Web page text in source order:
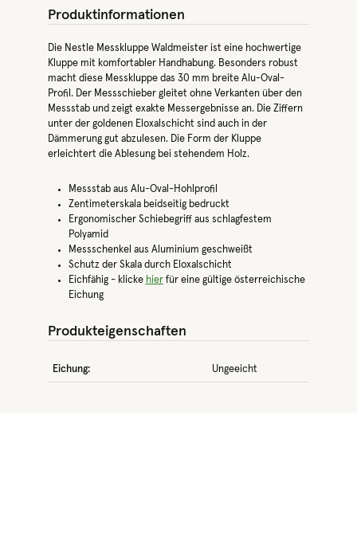
Produktinformationen
Die Nestle Messkluppe Waldmeister ist eine hochwertige
Kluppe mit komfortabler Handhabung. Besonders robust
macht diese Messkluppe das 30 mm breite Alu-Oval-
Profil. Der Messschieber gleitet ohne Verkanten über den
Messstab und zeigt exakte Messergebnisse an. Die Ziffern
unter der goldenen Eloxalschicht sind auch in der
Dämmerung gut abzulesen. Die Form der Kluppe
erleichtert die Ablesung bei stehendem Holz.
Messstab aus Alu-Oval-Hohlprofil
Zentimeterskala beidseitig bedruckt
Ergonomischer Schiebegriff aus schlagfestem
Polyamid
Messschenkel aus Aluminium geschweißt
Schutz der Skala durch Eloxalschicht
Eichfähig - klicke hierfür eine gültige österreichische
Eichung
Produkteigenschaften
Eichung: Ungeeicht